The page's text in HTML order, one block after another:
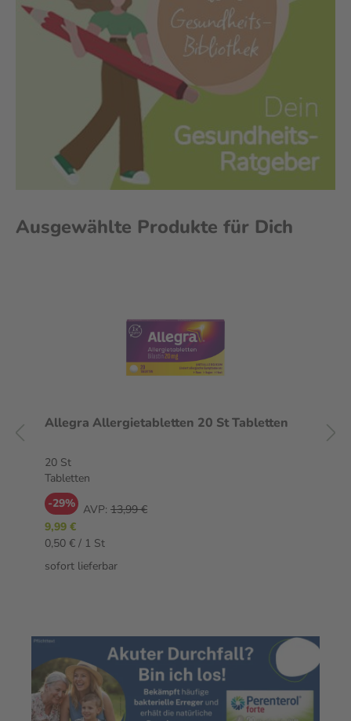
Ausgewählte Produkte für Dich
Allegra Allergietabletten 20 St Tabletten
20 St
Tabletten
-29% AVP: 13,99 €
9,99 €
0,50 € / 1 St
sofort lieferbar